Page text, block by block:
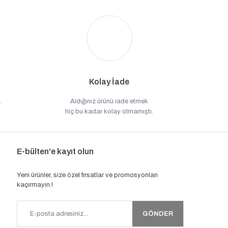
Kolay İade
Aldığınız ürünü iade etmek
hiç bu kadar kolay olmamıştı.
E-bülten'e kayıt olun
Yeni ürünler, size özel fırsatlar ve promosyonları
kaçırmayın.!